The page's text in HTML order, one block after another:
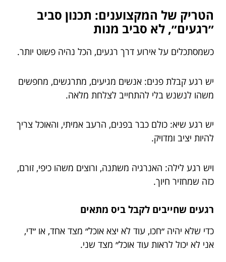
הטריק של המקצוענים: תכנון סביב
״רגעים״, לא סביב מנות
כשמסתכלים על אירוע דרך רגעים, הכל נהיה פשוט יותר.
יש רגע קבלת פנים: אנשים מגיעים, מתרגשים, מחפשים
משהו לנשנש בלי להתחייב לצלחת מלאה.
יש רגע שיא: כולם כבר בפנים, הרעב אמיתי, והאוכל צריך
להיות יציב ומדויק.
ויש רגע לילה: האנרגיה משתנה, ורוצים משהו כיפי, זורם,
כזה שמחזיר חיוך.
רגעים שחייבים לקבל ביס מתאים
כדי שלא יהיה ״חכו, עוד לא יצא אוכל״ מצד אחד, או ״די,
אני לא יכול לראות עוד אוכל״ מצד שני.